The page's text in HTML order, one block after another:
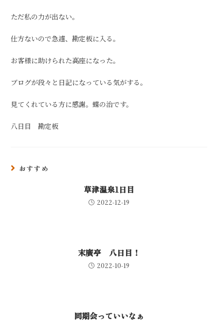
ただ私の力が出ない。
仕方ないので急遽、勘定板に入る。
お客様に助けられた高座になった。
ブログが段々と日記になっている気がする。
見てくれている方に感謝。蝶の治です。
八日目 勘定板
おすすめ
草津温泉1日目
2022-12-19
末廣亭 八日目！
2022-10-19
同期会っていいなぁ